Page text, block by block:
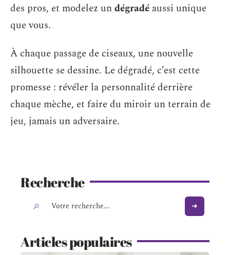
des pros, et modelez undégradé aussi unique
que vous.
À chaque passage de ciseaux, une nouvelle
silhouette se dessine. Le dégradé, c’est cette
promesse : révéler la personnalité derrière
chaque mèche, et faire du miroir un terrain de
jeu, jamais un adversaire.
Recherche
Articles populaires